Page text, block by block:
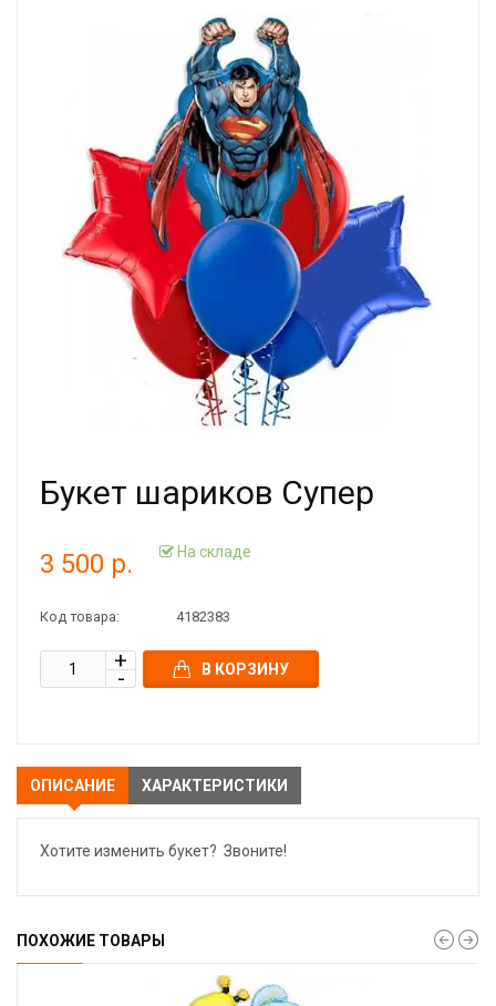
Букет шариков Супер
3 500 р. На складе
Код товара: 4182383
В КОРЗИНУ
ОПИСАНИЕ ХАРАКТЕРИСТИКИ
Хотите изменить букет? Звоните!
ПОХОЖИЕ ТОВАРЫ